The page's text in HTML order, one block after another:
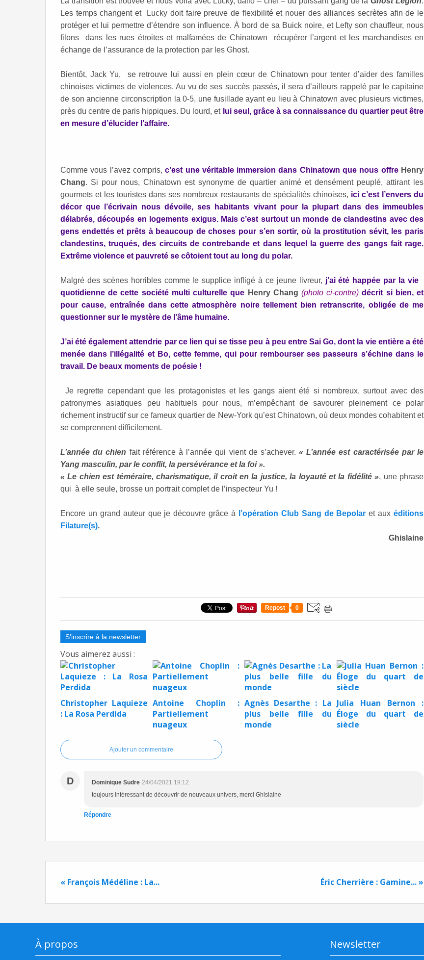
Les temps changent et Lucky doit faire preuve de flexibilité et nouer des alliances secrètes afin de le
protéger et lui permettre d’étendre son influence. À bord de sa Buick noire, et Lefty son chauffeur, nous
filons dans les rues étroites et malfamées de Chinatown récupérer l’argent et les marchandises en
échange de l’assurance de la protection par les Ghost.
Bientôt, Jack Yu, se retrouve lui aussi en plein cœur de Chinatown pour tenter d’aider des familles
chinoises victimes de violences. Au vu de ses succès passés, il sera d’ailleurs rappelé par le capitaine
de son ancienne circonscription la 0-5, une fusillade ayant eu lieu à Chinatown avec plusieurs victimes,
près du centre de paris hippiques. Du lourd, et lui seul, grâce à sa connaissance du quartier peut être
en mesure d’élucider l’affaire.
Comme vous l’avez compris,c’est une véritable immersion dans Chinatown que nous offre Henry
Chang. Si pour nous, Chinatown est synonyme de quartier animé et densément peuplé, attirant les
gourmets et les touristes dans ses nombreux restaurants de spécialités chinoises, ici c’est l’envers du
décor que l’écrivain nous dévoile, ses habitants vivant pour la plupart dans des immeubles
délabrés, découpés en logements exigus. Mais c’est surtout un monde de clandestins avec des
gens endettés et prêts à beaucoup de choses pour s’en sortir, où la prostitution sévit, les paris
clandestins, truqués, des circuits de contrebande et dans lequel la guerre des gangs fait rage.
Extrême violence et pauvreté se côtoient tout au long du polar.
Malgré des scènes horribles comme le supplice infligé à ce jeune livreur, j’ai été happée par la vie
quotidienne de cette société multi culturelle que Henry Chang (photo ci-contre) décrit si bien, et
pour cause, entraînée dans cette atmosphère noire tellement bien retranscrite, obligée de me
questionner sur le mystère de l’âme humaine.
J’ai été également attendrie par ce lien qui se tisse peu à peu entre Sai Go, dont la vie entière a été
menée dans l’illégalité et Bo, cette femme, qui pour rembourser ses passeurs s’échine dans le
travail. De beaux moments de poésie !
Je regrette cependant que les protagonistes et les gangs aient été si nombreux, surtout avec des
patronymes asiatiques peu habituels pour nous, m’empêchant de savourer pleinement ce polar
richement instructif sur ce fameux quartier de New-York qu’est Chinatown, où deux mondes cohabitent et
se comprennent difficilement.
L’année du chien fait référence à l’année qui vient de s’achever.« L’année est caractérisée par le
Yang masculin, par le conflit, la persévérance et la foi ».
« Le chien est téméraire, charismatique, il croit en la justice, la loyauté et la fidélité », une phrase
qui à elle seule, brosse un portrait complet de l’inspecteur Yu !
Encore un grand auteur que je découvre grâce à l’opération Club Sang de Bepolar et aux éditions
Filature(s).
Ghislaine
Repost 0
S'inscrire à la newsletter
Vous aimerez aussi :
Christopher Laquieze
: La Rosa Perdida
Antoine Choplin :
Partiellement
nuageux
Agnès Desarthe : La
plus belle fille du
monde
Julia Huan Bernon :
Éloge du quart de
siècle
Ajouter un commentaire
D Dominique Sudre 24/04/2021 19:12
toujours intéressant de découvrir de nouveaux univers, merci Ghislaine
Répondre
« François Médéline : La... Éric Cherrière : Gamine... »
À propos Newsletter